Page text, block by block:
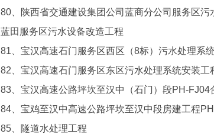
80、陕西省交通建设集团公司蓝商分公司服务区
蓝田服务区污水设备改造工程
81、宝汉高速石门服务区西区（8标）污水处理系
82、宝汉高速石门服务区东区污水处理系统安装工
83、宝汉高速公路坪坎至汉中（石门）段PH-FJ04
84、宝鸡至汉中高速公路坪坎至汉中段房建工程
85、隧道水处理工程